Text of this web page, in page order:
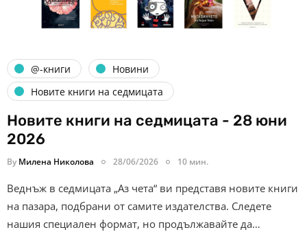
@-книги
Новини
Новите книги на седмицата
Новите книги на седмицата - 28 юни
2026
By Милена Николова 28/06/2026 10 мин.
Веднъж в седмицата „Аз чета“ ви представя новите книги
на пазара, подбрани от самите издателства. Следете
нашия специален формат, но продължавайте да…